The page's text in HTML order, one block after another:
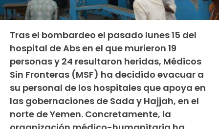
Tras el bombardeo el pasado lunes 15 del
hospital de Abs en el que murieron 19
personas y 24 resultaron heridas, Médicos
Sin Fronteras (MSF) ha decidido evacuar a
su personal de los hospitales que apoya en
las gobernaciones de Sada y Hajjah, en el
norte de Yemen. Concretamente, la